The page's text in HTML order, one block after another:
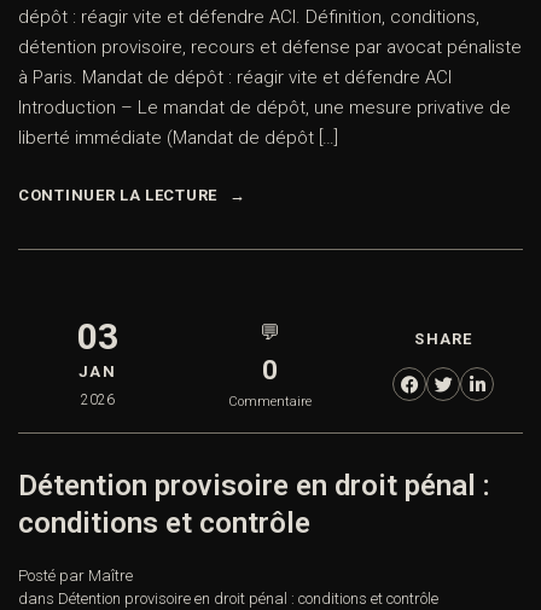
dépôt : réagir vite et défendre ACI. Définition, conditions,
détention provisoire, recours et défense par avocat pénaliste
à Paris. Mandat de dépôt : réagir vite et défendre ACI
Introduction – Le mandat de dépôt, une mesure privative de
liberté immédiate (Mandat de dépôt […]
CONTINUER LA LECTURE
03
JAN
2026
💬
0
Commentaire
SHARE
Détention provisoire en droit pénal :
conditions et contrôle
Posté par Maître
dans Détention provisoire en droit pénal : conditions et contrôle